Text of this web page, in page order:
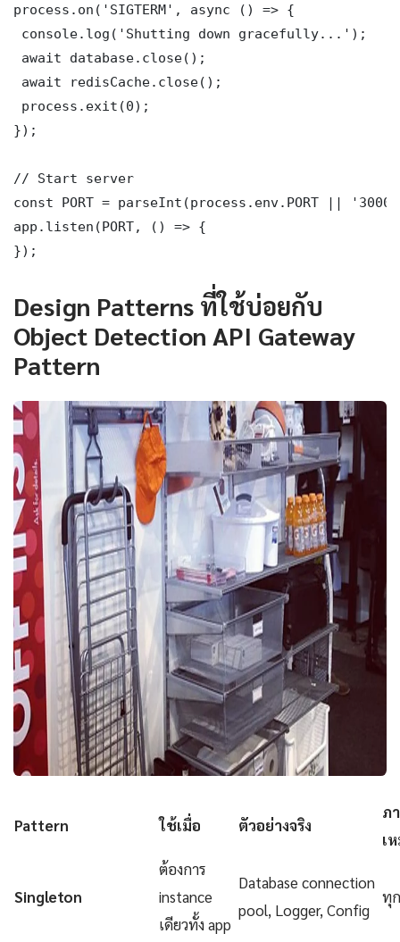
process.on('SIGTERM', async () => {
console.log('Shutting down gracefully...');
await database.close();
await redisCache.close();
process.exit(0);
});
// Start server
const PORT = parseInt(process.env.PORT ||
app.listen(PORT, () => {
});
Design Patterns ที่ใช้บ่อยกับ
Object Detection API Gateway
Pattern
Pattern ใช้เมื่อ ตัวอย่างจริง
ภ
เ
Singleton
ต้องการ
instance
เดียวทั้ง app
Database connection
pool, Logger, Config
ทุ